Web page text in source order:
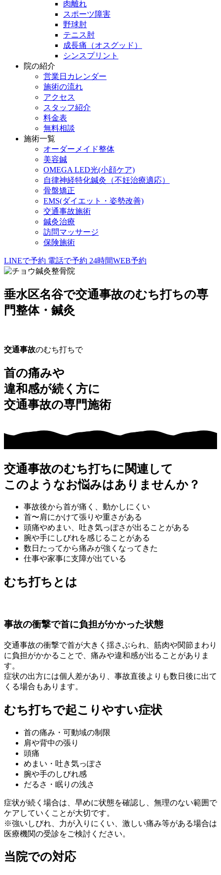
肉離れ
スポーツ障害
野球肘
テニス肘
成長痛（オスグッド）
シンスプリント
院の紹介
営業日カレンダー
施術の流れ
アクセス
スタッフ紹介
料金表
無料相談
施術一覧
オーダーメイド整体
美容鍼
OMEGA LED光(小顔ケア)
自律神経特化鍼灸（不妊治療適応）
骨盤矯正
EMS(ダイエット・姿勢改善)
交通事故施術
鍼灸治療
訪問マッサージ
保険施術
LINEで予約 電話で予約 24時間WEB予約
垂水区名谷で交通事故のむち打ちの専
門整体・鍼灸
交通事故のむち打ちで
首の痛みや
違和感が続く方に
交通事故の専門施術
交通事故のむち打ちに関連して
このようなお悩みはありませんか？
事故後から首が痛く、動かしにくい
首〜肩にかけて張りや重さがある
頭痛やめまい、吐き気っぽさが出ることがある
腕や手にしびれを感じることがある
数日たってから痛みが強くなってきた
仕事や家事に支障が出ている
むち打ちとは
事故の衝撃で首に負担がかかった状態
交通事故の衝撃で首が大きく揺さぶられ、筋肉や関節まわり
に負担がかかることで、痛みや違和感が出ることがありま
す。
症状の出方には個人差があり、事故直後よりも数日後に出て
くる場合もあります。
むち打ちで起こりやすい症状
首の痛み・可動域の制限
肩や背中の張り
頭痛
めまい・吐き気っぽさ
腕や手のしびれ感
だるさ・眠りの浅さ
症状が続く場合は、早めに状態を確認し、無理のない範囲で
ケアしていくことが大切です。
※強いしびれ、力が入りにくい、激しい痛み等がある場合は
医療機関の受診をご検討ください。
当院での対応